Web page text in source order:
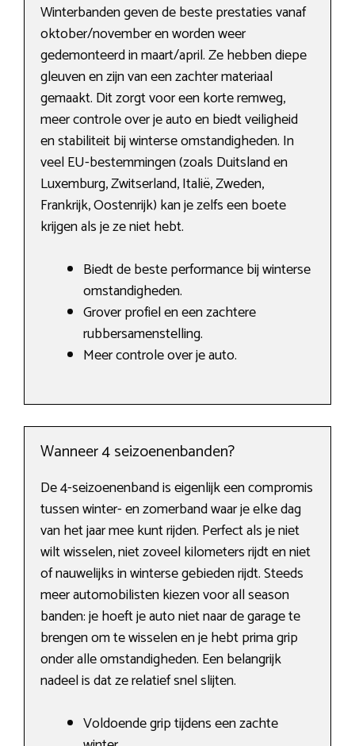
Winterbanden geven de beste prestaties vanaf
oktober/november en worden weer
gedemonteerd in maart/april. Ze hebben diepe
gleuven en zijn van een zachter materiaal
gemaakt. Dit zorgt voor een korte remweg,
meer controle over je auto en biedt veiligheid
en stabiliteit bij winterse omstandigheden. In
veel EU-bestemmingen (zoals Duitsland en
Luxemburg, Zwitserland, Italië, Zweden,
Frankrijk, Oostenrijk) kan je zelfs een boete
krijgen als je ze niet hebt.
Biedt de beste performance bij winterse
omstandigheden.
Grover profiel en een zachtere
rubbersamenstelling.
Meer controle over je auto.
Wanneer 4 seizoenenbanden?
De 4-seizoenenband is eigenlijk een compromis
tussen winter- en zomerband waar je elke dag
van het jaar mee kunt rijden. Perfect als je niet
wilt wisselen, niet zoveel kilometers rijdt en niet
of nauwelijks in winterse gebieden rijdt. Steeds
meer automobilisten kiezen voor all season
banden: je hoeft je auto niet naar de garage te
brengen om te wisselen en je hebt prima grip
onder alle omstandigheden. Een belangrijk
nadeel is dat ze relatief snel slijten.
Voldoende grip tijdens een zachte